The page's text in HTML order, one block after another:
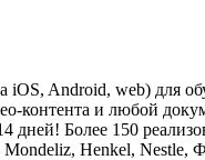
Android, web) для
контента и любой
дней! Более 150
Henkel, Nestle,